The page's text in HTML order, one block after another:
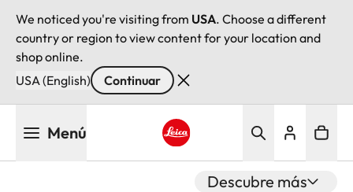
We noticed you're visiting from USA. Choose a different
country or region to view content for your location and
shop online.
USA (English)
Continuar
Menú
Descubre más